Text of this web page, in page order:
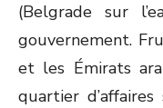
(Belgrade sur
gouvernement.
et les Émirats
quartier